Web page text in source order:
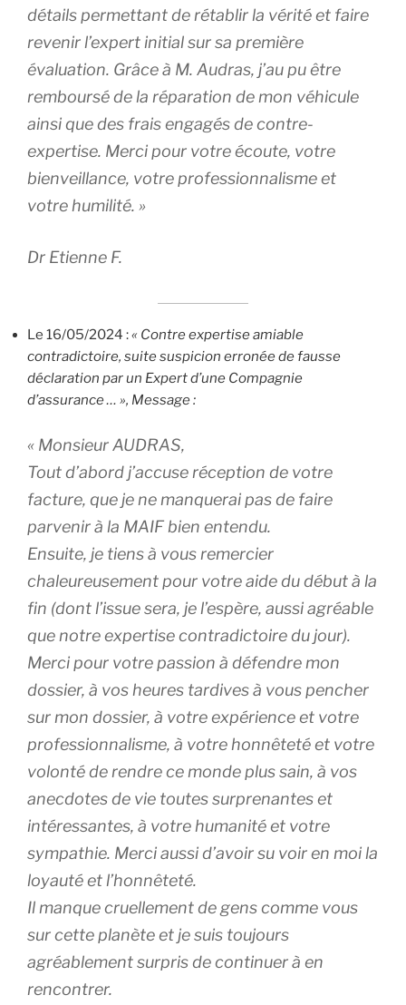
détails permettant de rétablir la vérité et faire
revenir l’expert initial sur sa première
évaluation. Grâce à M. Audras, j’au pu être
remboursé de la réparation de mon véhicule
ainsi que des frais engagés de contre-
expertise. Merci pour votre écoute, votre
bienveillance, votre professionnalisme et
votre humilité. »
Dr Etienne F.
Le 16/05/2024 :« Contre expertise amiable
contradictoire, suite suspicion erronée de fausse
déclaration par un Expert d’une Compagnie
d’assurance … », Message :
« Monsieur AUDRAS,
Tout d’abord j’accuse réception de votre
facture, que je ne manquerai pas de faire
parvenir à la MAIF bien entendu.
Ensuite, je tiens à vous remercier
chaleureusement pour votre aide du début à la
fin (dont l’issue sera, je l’espère, aussi agréable
que notre expertise contradictoire du jour).
Merci pour votre passion à défendre mon
dossier, à vos heures tardives à vous pencher
sur mon dossier, à votre expérience et votre
professionnalisme, à votre honnêteté et votre
volonté de rendre ce monde plus sain, à vos
anecdotes de vie toutes surprenantes et
intéressantes, à votre humanité et votre
sympathie. Merci aussi d’avoir su voir en moi la
loyauté et l’honnêteté.
Il manque cruellement de gens comme vous
sur cette planète et je suis toujours
agréablement surpris de continuer à en
rencontrer.